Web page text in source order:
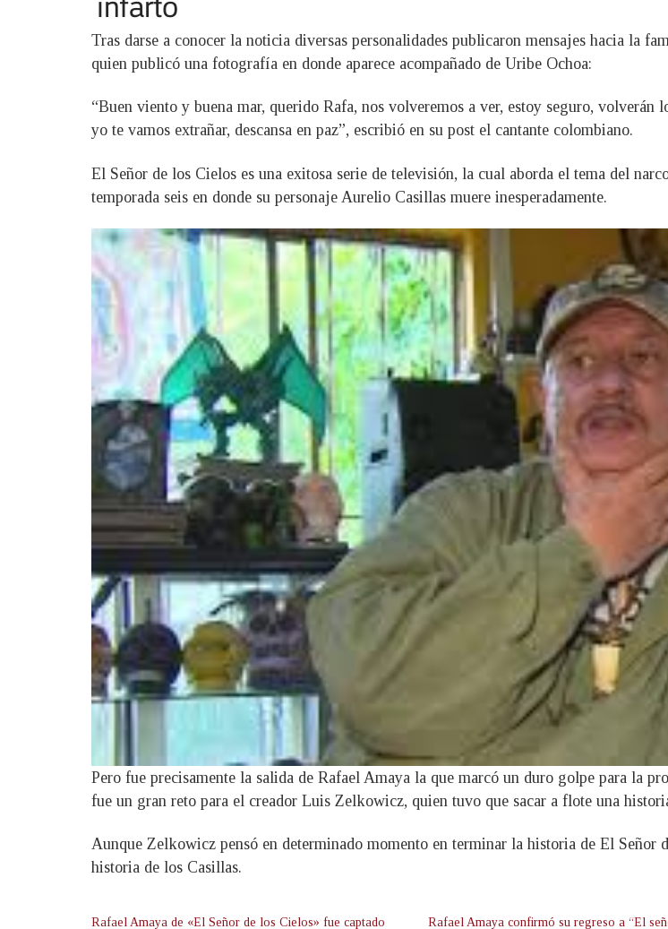
Tras darse a conocer la noticia diversas personalidades publicaron mensajes hacia la
quien publicó una fotografía en donde aparece acompañado de Uribe Ochoa:
“Buen viento y buena mar, querido Rafa, nos volveremos a ver, estoy seguro,
yo te vamos extrañar, descansa en paz”, escribió en su post el cantante colombiano.
El Señor de los Cielos es una exitosa serie de televisión, la cual aborda el tema del
temporada seis en donde su personaje Aurelio Casillas muere inesperadamente.
Pero fue precisamente la salida de Rafael Amaya la que marcó un duro golpe para la
fue un gran reto para el creador Luis Zelkowicz, quien tuvo que sacar a flote una
Aunque Zelkowicz pensó en determinado momento en terminar la historia de El
historia de los Casillas.
Rafael Amaya de «El Señor de los Cielos» fue captado Rafael Amaya confirmó su regreso a “El